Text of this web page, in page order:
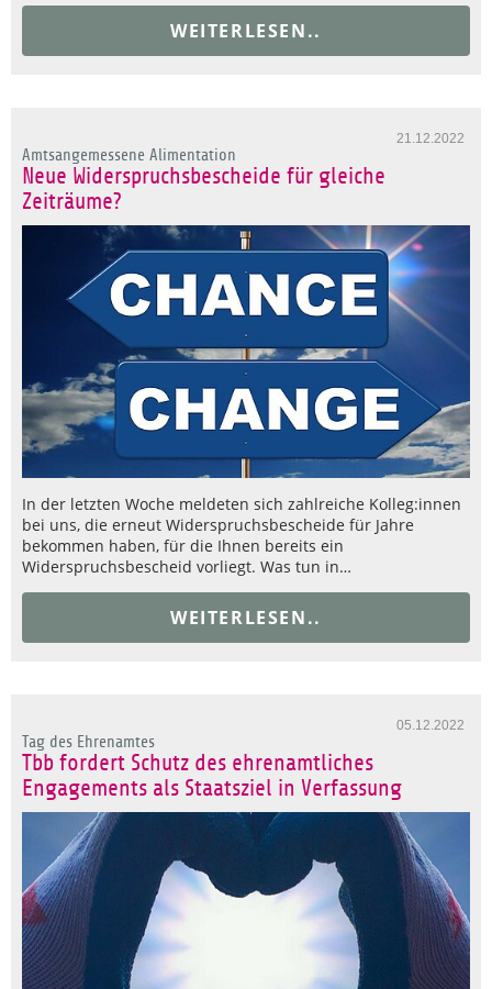
WEITERLESEN..
21.12.2022
Amtsangemessene Alimentation
Neue Widerspruchsbescheide für gleiche
Zeiträume?
In der letzten Woche meldeten sich zahlreiche Kolleg:innen
bei uns, die erneut Widerspruchsbescheide für Jahre
bekommen haben, für die Ihnen bereits ein
Widerspruchsbescheid vorliegt. Was tun in…
WEITERLESEN..
05.12.2022
Tag des Ehrenamtes
Tbb fordert Schutz des ehrenamtliches
Engagements als Staatsziel in Verfassung